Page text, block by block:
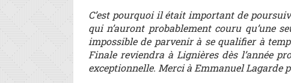
C’est pourquoi il était important de
qui n’auront probablement couru qu’une
impossible de parvenir à se qualifier à
Finale reviendra à Lignières dès l’année
exceptionnelle. Merci à Emmanuel Lagarde